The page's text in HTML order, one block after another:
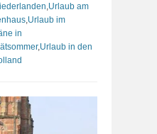
Urlaub am
Urlaub im
in
, Urlaub in den